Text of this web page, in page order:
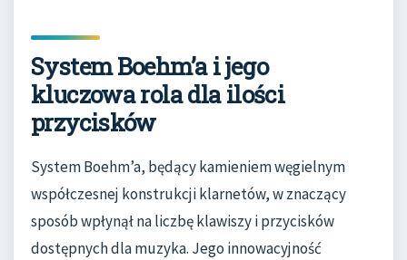
System Boehm’a i jego
kluczowa rola dla ilości
przycisków
System Boehm’a, będący kamieniem węgielnym
współczesnej konstrukcji klarnetów, w znaczący
sposób wpłynął na liczbę klawiszy i przycisków
dostępnych dla muzyka. Jego innowacyjność